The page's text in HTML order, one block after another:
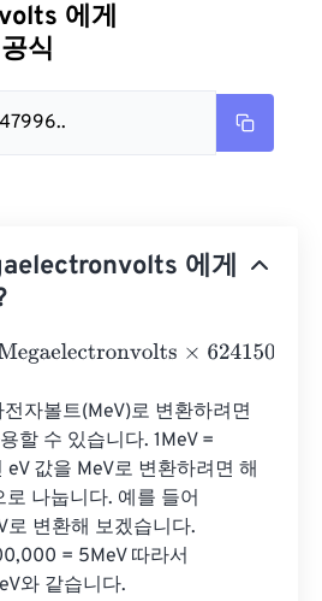
에게
식
에게
×62415064799641.83
자볼트(MeV)로 변환하려면
할 수 있습니다. 1MeV =
값을 MeV로 변환하려면 해
나눕니다. 예를 들어
변환해 보겠습니다.
= 5MeV 따라서
와 같습니다.